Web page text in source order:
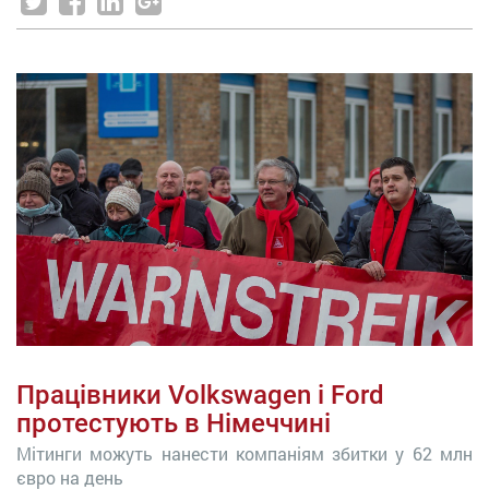
Працівники Volkswagen і Ford
протестують в Німеччині
Мітинги можуть нанести компаніям збитки у 62 млн
євро на день